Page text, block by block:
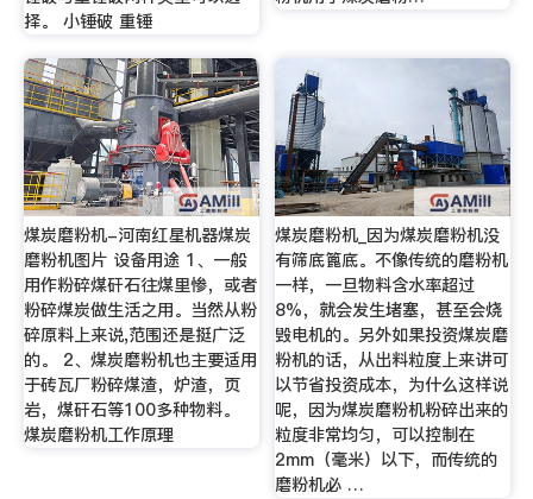
择。 小锤破 重锤
煤炭磨粉机-河南红星机器煤炭
磨粉机图片 设备用途 1、一般
用作粉碎煤矸石往煤里惨，或者
粉碎煤炭做生活之用。当然从粉
碎原料上来说,范围还是挺广泛
的。 2、煤炭磨粉机也主要适用
于砖瓦厂粉碎煤渣，炉渣，页
岩，煤矸石等100多种物料。
煤炭磨粉机工作原理
煤炭磨粉机_因为煤炭磨粉机没
有筛底篦底。不像传统的磨粉机
一样，一旦物料含水率超过
8%，就会发生堵塞，甚至会烧
毁电机的。另外如果投资煤炭磨
粉机的话，从出料粒度上来讲可
以节省投资成本，为什么这样说
呢，因为煤炭磨粉机粉碎出来的
粒度非常均匀，可以控制在
2mm（毫米）以下，而传统的
磨粉机必 …